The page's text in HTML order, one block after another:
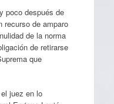
poco después de
recurso de amparo
de la norma
de retirarse
que
juez en lo